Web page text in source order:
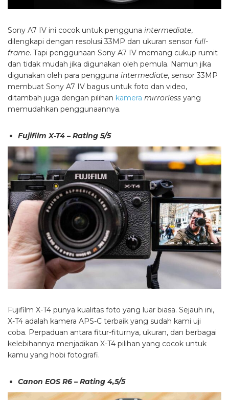
Sony A7 IV ini cocok untuk pengguna intermediate,
dilengkapi dengan resolusi 33MP dan ukuran sensor full-
frame. Tapi penggunaan Sony A7 IV memang cukup rumit
dan tidak mudah jika digunakan oleh pemula. Namun jika
digunakan oleh para pengguna intermediate, sensor 33MP
membuat Sony A7 IV bagus untuk foto dan video,
ditambah juga dengan pilihan kamera mirrorless yang
memudahkan penggunaannya.
Fujifilm X-T4 – Rating 5/5
Fujifilm X-T4 punya kualitas foto yang luar biasa. Sejauh ini,
X-T4 adalah kamera APS-C terbaik yang sudah kami uji
coba. Perpaduan antara fitur-fiturnya, ukuran, dan berbagai
kelebihannya menjadikan X-T4 pilihan yang cocok untuk
kamu yang hobi fotografi.
Canon EOS R6 – Rating 4,5/5